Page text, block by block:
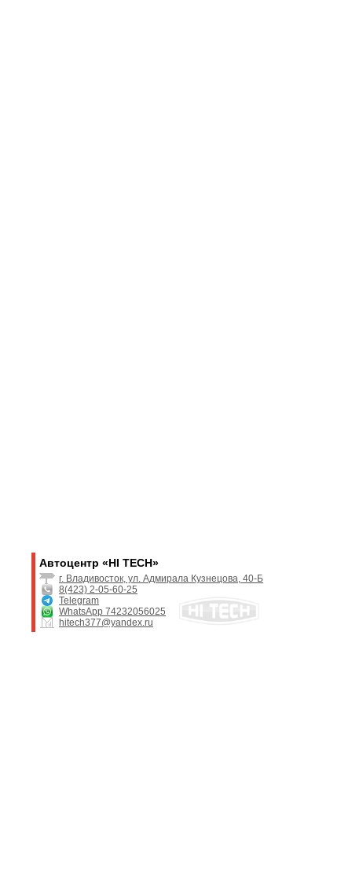
Автоцентр «HI TECH»
г. Владивосток, ул. Адмирала Кузнецова, 40-Б
8(423) 2-05-60-25
Telegram
WhatsApp 74232056025
hitech377@yandex.ru